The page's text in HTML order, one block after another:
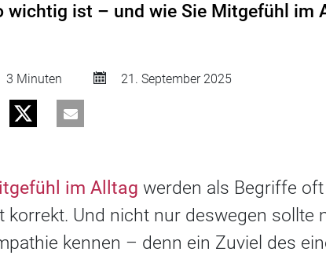
wichtig ist – und wie Sie Mitgefühl im
3 Minuten 21. September 2025
im Alltag werden als Begriffe
korrekt. Und nicht nur deswegen sollte
kennen – denn ein Zuviel des